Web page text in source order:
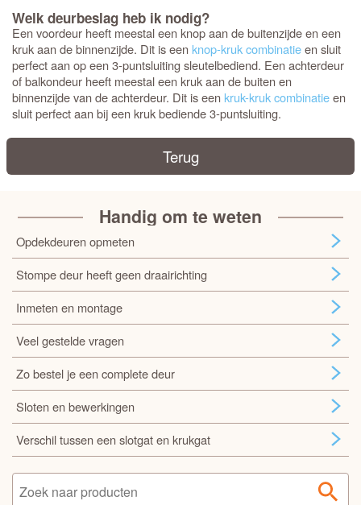
Welk deurbeslag heb ik nodig?
Een voordeur heeft meestal een knop aan de buitenzijde en een
kruk aan de binnenzijde. Dit is eenknop-kruk combinatieen sluit
perfect aan op een 3-puntsluiting sleutelbediend. Een achterdeur
of balkondeur heeft meestal een kruk aan de buiten en
binnenzijde van de achterdeur. Dit is eenkruk-kruk combinatieen
sluit perfect aan bij een kruk bediende 3-puntsluiting.
Terug
Handig om te weten
Opdekdeuren opmeten
Stompe deur heeft geen draairichting
Inmeten en montage
Veel gestelde vragen
Zo bestel je een complete deur
Sloten en bewerkingen
Verschil tussen een slotgat en krukgat